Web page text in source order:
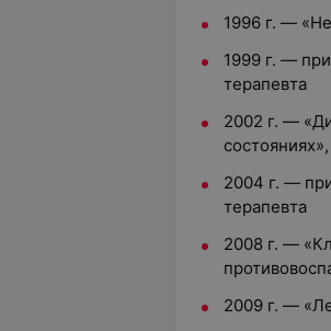
1996 г. —
1999 г. —
терапевта
2002 г. —
2004 г. —
терапевта
2008 г. —
2009 г. —